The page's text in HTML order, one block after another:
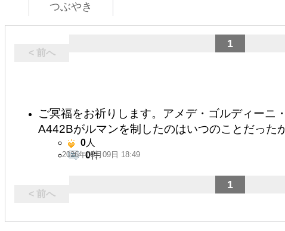
つぶやき
< 前へ
1
ご冥福をお祈りします。アメデ・ゴルディーニ
A442Bがルマンを制したのはいつのことだったか
2026年05月09日 18:49
0人
0件
< 前へ
1